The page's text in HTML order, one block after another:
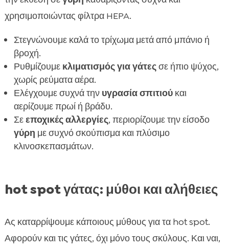
χρησιμοποιώντας φίλτρα HEPA.
Στεγνώνουμε καλά το τρίχωμα μετά από μπάνιο ή
βροχή.
Ρυθμίζουμε κλιματισμός για γάτεςσε ήπιο ψύχος,
χωρίς ρεύματα αέρα.
Ελέγχουμε συχνά την υγρασία σπιτιούκαι
αερίζουμε πρωί ή βράδυ.
Σεεποχικές αλλεργίες, περιορίζουμε την είσοδο
γύρη με συχνό σκούπισμα και πλύσιμο
κλινοσκεπασμάτων.
hot spot γάτας: μύθοι και αλήθειες
Ας καταρρίψουμε κάποιους μύθους για τα hot spot.
Αφορούν και τις γάτες, όχι μόνο τους σκύλους. Και ναι,